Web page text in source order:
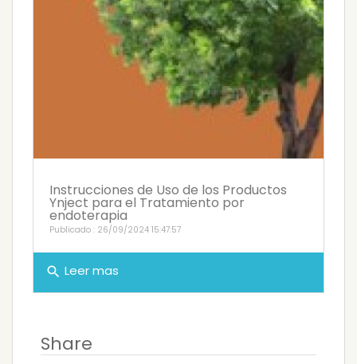
Instrucciones de Uso de los Productos
Ynject para el Tratamiento por
endoterapia
Publicado : 26/09/2024 15:47:57
search Leer mas
Share